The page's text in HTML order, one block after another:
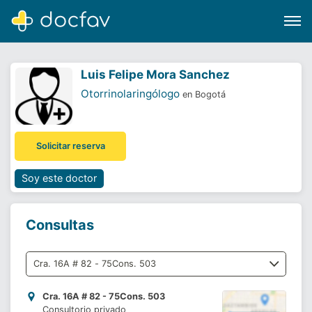
Software para clínicas
¿Eres un doctor?
Luis Felipe Mora Sanchez
Otorrinolaringólogo en Bogotá
Solicitar reserva
Soy este doctor
Consultas
Cra. 16A # 82 - 75Cons. 503
Consultorio privado